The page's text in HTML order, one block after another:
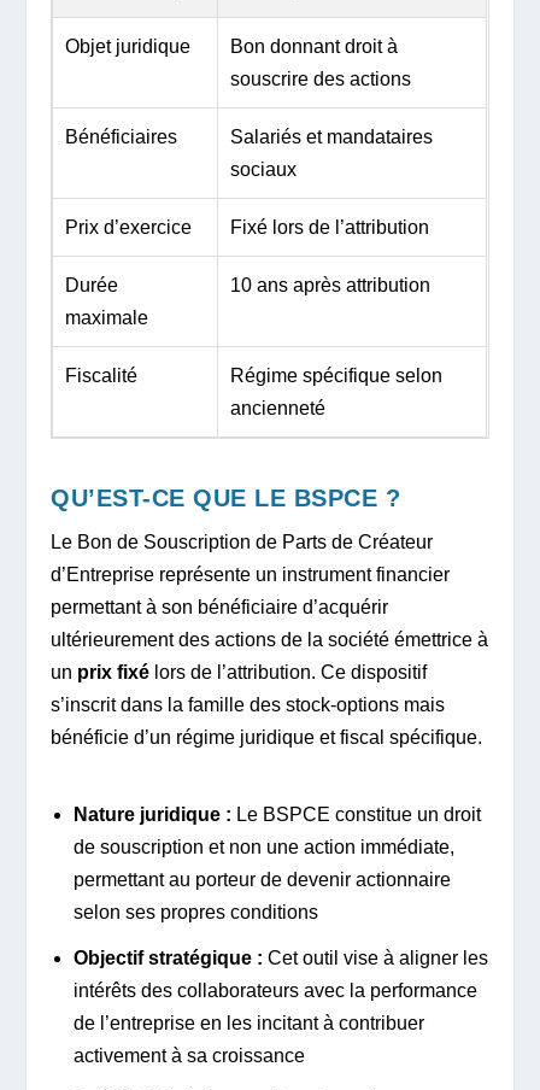
Objet juridique
Bon donnant droit à
souscrire des actions
Bénéficiaires
Salariés et mandataires
sociaux
Prix d’exercice Fixé lors de l’attribution
Durée
maximale
10 ans après attribution
Fiscalité
Régime spécifique selon
ancienneté
QU’EST-CE QUE LE BSPCE ?
Le Bon de Souscription de Parts de Créateur
d’Entreprise représente un instrument financier
permettant à son bénéficiaire d’acquérir
ultérieurement des actions de la société émettrice à
un prix fixé lors de l’attribution. Ce dispositif
s’inscrit dans la famille des stock-options mais
bénéficie d’un régime juridique et fiscal spécifique.
Nature juridique : Le BSPCE constitue un droit
de souscription et non une action immédiate,
permettant au porteur de devenir actionnaire
selon ses propres conditions
Objectif stratégique : Cet outil vise à aligner les
intérêts des collaborateurs avec la performance
de l’entreprise en les incitant à contribuer
activement à sa croissance